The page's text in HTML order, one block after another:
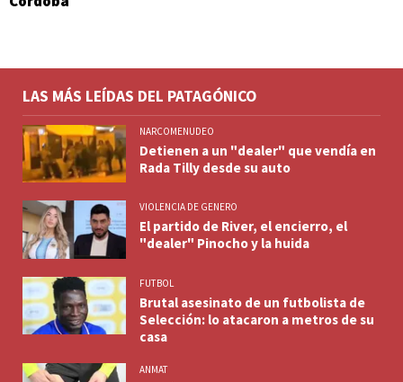
LAS MÁS LEÍDAS DEL PATAGÓNICO
NARCOMENUDEO
Detienen a un "dealer" que vendía en
Rada Tilly desde su auto
VIOLENCIA DE GENERO
El partido de River, el encierro, el
"dealer" Pinocho y la huida
FUTBOL
Brutal asesinato de un futbolista de
Selección: lo atacaron a metros de su
casa
ANMAT